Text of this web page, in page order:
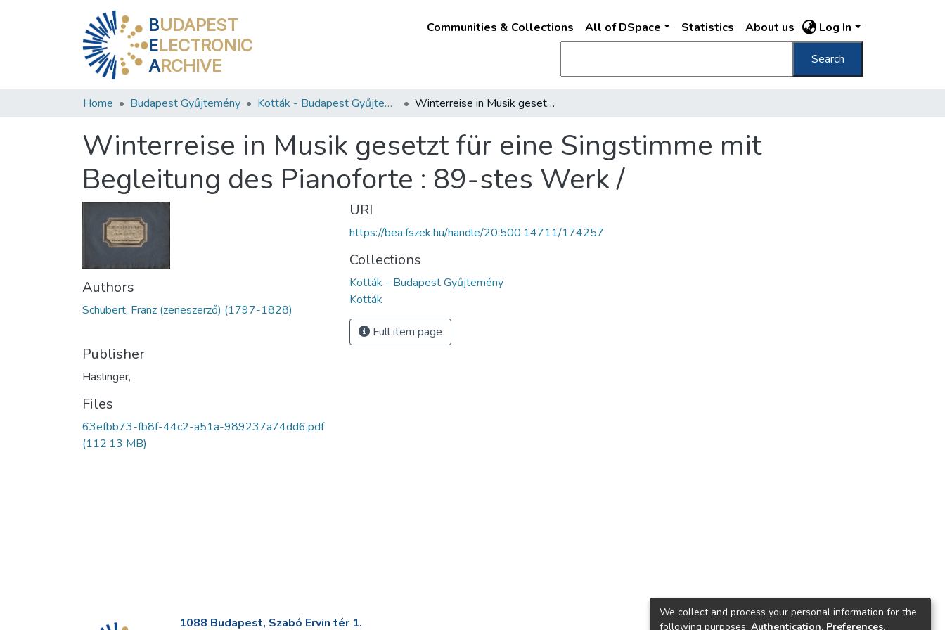
BUDAPEST
ELECTRONIC
ARCHIVE
Communities & Collections All of DSpace Statistics About us Log In
Search
Home Budapest Gyűjtemény Kották - Budapest Gyűjtemény Winterreise in Musik gesetzt für eine Singstimme mit Begleitung des Pianoforte : 89-stes Werk /
Winterreise in Musik gesetzt für eine Singstimme mit
Begleitung des Pianoforte : 89-stes Werk /
Authors
Schubert, Franz (zeneszerző) (1797-1828)
Publisher
Haslinger,
Files
63efbb73-fb8f-44c2-a51a-989237a74dd6.pdf
(112.13 MB)
URI
https://bea.fszek.hu/handle/20.500.14711/174257
Collections
Kották - Budapest Gyűjtemény
Kották
Full item page
1088 Budapest, Szabó Ervin tér 1.
We collect and process your personal information for the
following purposes: Authentication, Preferences,